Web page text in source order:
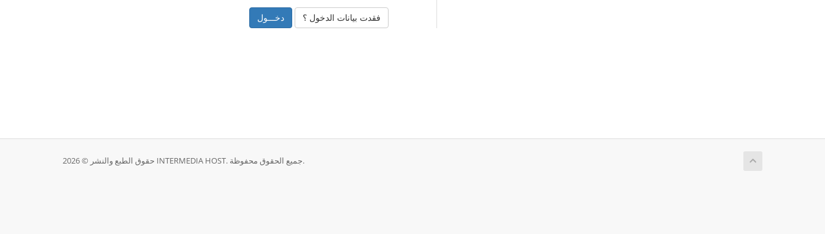
فقدت بيانات الدخول ؟
حقوق الطبع والنشر © 2026 INTERMEDIA HOST. جميع الحقوق محفوظة.